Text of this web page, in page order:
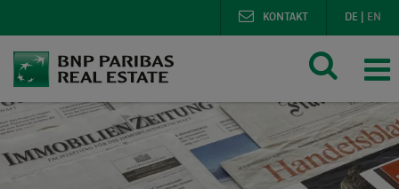
DE EN
KONTAKT